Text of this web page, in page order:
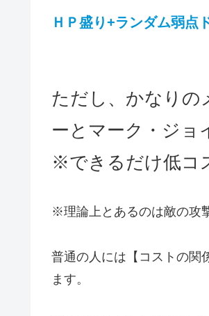
ＨＰ盛り+ランダム弱点
ただし、かなりの
ーとマーク・ジョ
※できるだけ低コ
※理論上とあるのは敵の攻
普通の人には【コストの関
ます。